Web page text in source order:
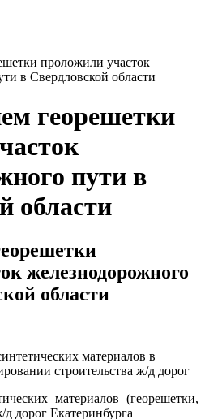
проложили участок
в Свердловской области
георешетки
пути в
области
железнодорожного
области
материалов в
строительства ж/д дорог